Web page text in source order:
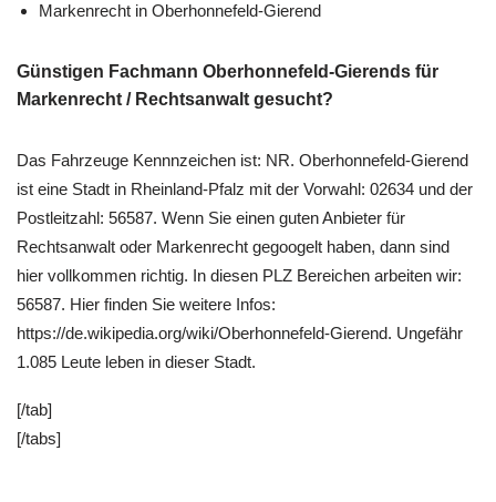
Markenrecht in Oberhonnefeld-Gierend
Günstigen Fachmann Oberhonnefeld-Gierends für
Markenrecht / Rechtsanwalt gesucht?
Das Fahrzeuge Kennnzeichen ist: NR. Oberhonnefeld-Gierend
ist eine Stadt in Rheinland-Pfalz mit der Vorwahl: 02634 und der
Postleitzahl: 56587. Wenn Sie einen guten Anbieter für
Rechtsanwalt oder Markenrecht gegoogelt haben, dann sind
hier vollkommen richtig. In diesen PLZ Bereichen arbeiten wir:
56587. Hier finden Sie weitere Infos:
https://de.wikipedia.org/wiki/Oberhonnefeld-Gierend. Ungefähr
1.085 Leute leben in dieser Stadt.
[/tab]
[/tabs]